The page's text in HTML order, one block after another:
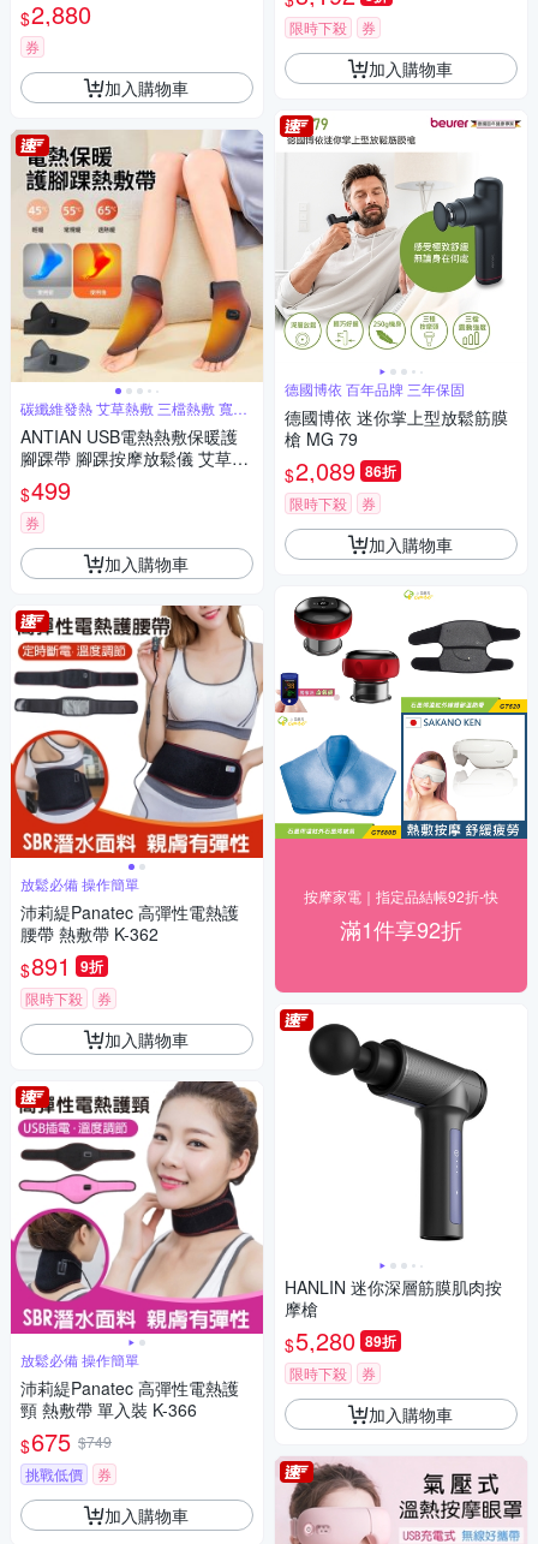
$2,880
券
加入購物車
碳纖維發熱 艾草熱敷 三檔熱敷 寬鬆
緊帶
ANTIAN USB電熱熱敷保暖護
腳踝帶 腳踝按摩放鬆儀 艾草暖
足器 腳踝保暖神器（非醫療器
材）
$499
券
加入購物車
放鬆必備 操作簡單
沛莉緹Panatec 高彈性電熱護
腰帶 熱敷帶 K-362
$891 9折
限時下殺 券
加入購物車
放鬆必備 操作簡單
沛莉緹Panatec 高彈性電熱護
頸 熱敷帶 單入裝 K-366
$675 $749
挑戰低價
券
加入購物車
限時下殺 券
加入購物車
德國博依 百年品牌 三年保固
德國博依 迷你掌上型放鬆筋膜
槍 MG 79
$2,089 86折
限時下殺 券
加入購物車
按摩家電｜指定品結帳92折-快
滿1件享92折
HANLIN 迷你深層筋膜肌肉按
摩槍
$5,280 89折
限時下殺 券
加入購物車